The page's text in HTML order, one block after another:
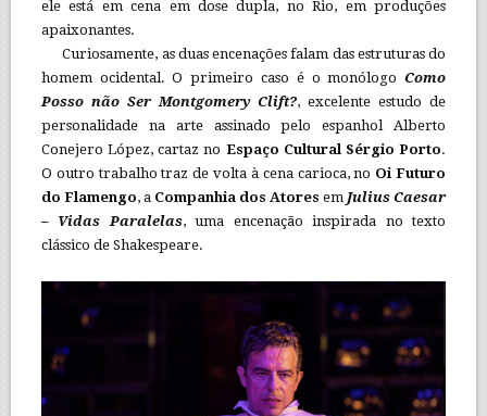
ele está em cena em dose dupla, no Rio, em produções
apaixonantes.
Curiosamente, as duas encenações falam das estruturas do
homem ocidental. O primeiro caso é o monólogoComo
Posso não Ser Montgomery Clift?, excelente estudo de
personalidade na arte assinado pelo espanhol Alberto
Conejero López, cartaz no Espaço Cultural Sérgio Porto.
O outro trabalho traz de volta à cena carioca, no Oi Futuro
do Flamengo, a Companhia dos Atores em Julius Caesar
– Vidas Paralelas, uma encenação inspirada no texto
clássico de Shakespeare.